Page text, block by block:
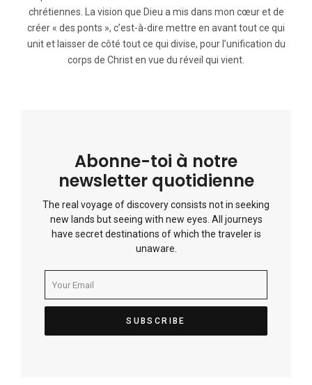
chrétiennes. La vision que Dieu a mis dans mon cœur et de
créer « des ponts », c’est-à-dire mettre en avant tout ce qui
unit et laisser de côté tout ce qui divise, pour l’unification du
corps de Christ en vue du réveil qui vient.
Abonne-toi à notre
newsletter quotidienne
The real voyage of discovery consists not in seeking
new lands but seeing with new eyes. All journeys
have secret destinations of which the traveler is
unaware.